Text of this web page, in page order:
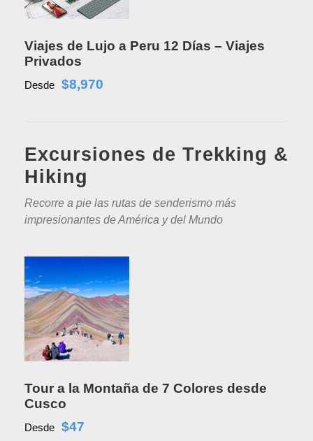
Viajes de Lujo a Peru 12 Días – Viajes
Privados
Desde $8,970
Excursiones de Trekking &
Hiking
Recorre a pie las rutas de senderismo más
impresionantes de América y del Mundo
Tour a la Montaña de 7 Colores desde
Cusco
Desde $47